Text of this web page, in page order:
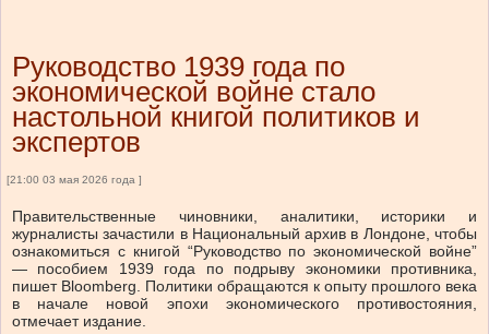
Руководство 1939 года по
экономической войне стало
настольной книгой политиков и
экспертов
[21:00 03 мая 2026 года ]
Правительственные чиновники, аналитики, историки и
журналисты зачастили в Национальный архив в Лондоне, чтобы
ознакомиться с книгой “Руководство по экономической войне”
— пособием 1939 года по подрыву экономики противника,
пишет Bloomberg. Политики обращаются к опыту прошлого века
в начале новой эпохи экономического противостояния,
отмечает издание.